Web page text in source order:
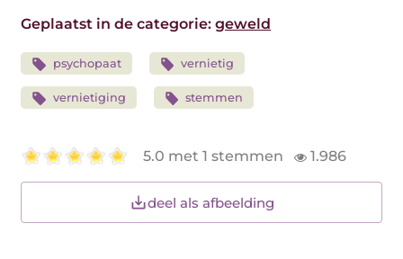
Geplaatst in de categorie: geweld
psychopaat vernietig
vernietiging stemmen
5.0 met 1 stemmen 1.986
deel als afbeelding